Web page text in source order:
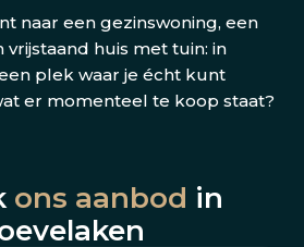
naar een gezinswoning, een
huis met tuin: in
plek waar je écht kunt
er momenteel te koop staat?
ons aanbod in